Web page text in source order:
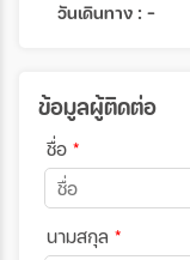
วันเดินทาง : -
ข้อมูลผู้ติดต่อ
ชื่อ *
นามสกุล *